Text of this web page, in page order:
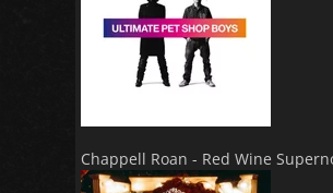
Chappell Roan - Red Wine